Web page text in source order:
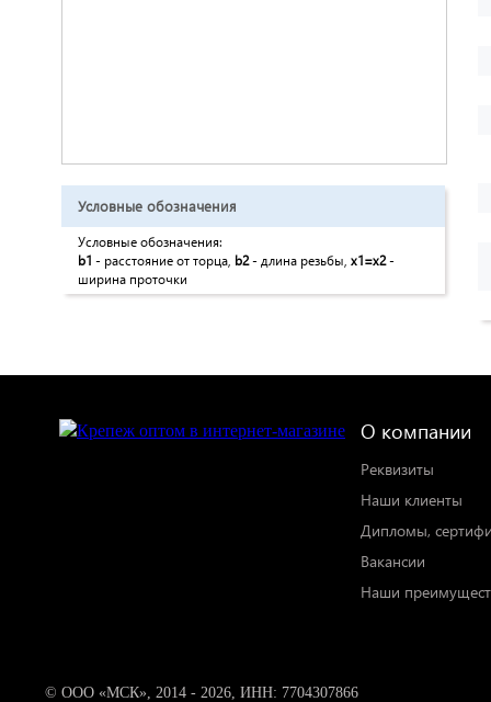
Условные обозначения
Условные обозначения:
b1 - расстояние от торца, b2- длина резьбы, x1=x2-
ширина проточки
О компании
Реквизиты
Наши клиенты
Дипломы,
Вакансии
Наши
© ООО «МСК», 2014 - 2026, ИНН: 7704307866